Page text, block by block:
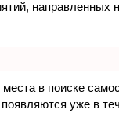
направленных
в поиске
уже в